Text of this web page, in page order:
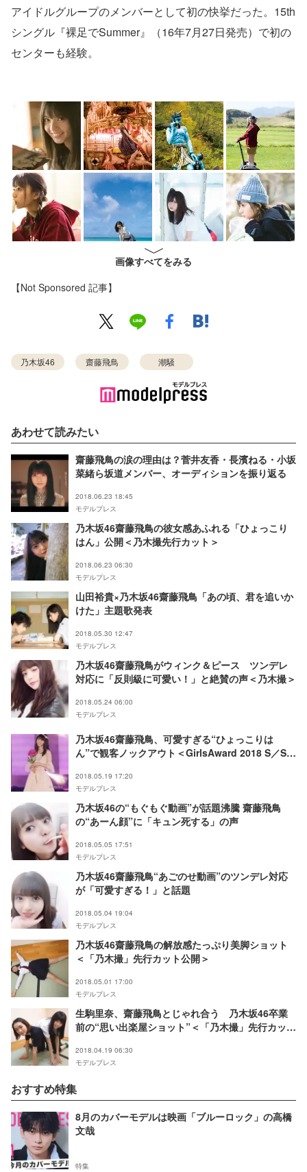
アイドルグループのメンバーとして初の快挙だった。15th
シングル『裸足でSummer』（16年7月27日発売）で初の
センターも経験。
画像すべてをみる
【Not Sponsored 記事】
乃木坂46 齋藤飛鳥 潮騒
あわせて読みたい
齋藤飛鳥の涙の理由は？菅井友香・長濱ねる・小坂
菜緒ら坂道メンバー、オーディションを振り返る
2018.06.23 18:45
モデルプレス
乃木坂46齋藤飛鳥の彼女感あふれる「ひょっこり
はん」公開＜乃木撮先行カット＞
2018.06.23 06:30
モデルプレス
山田裕貴×乃木坂46齋藤飛鳥「あの頃、君を追いか
けた」主題歌発表
2018.05.30 12:47
モデルプレス
乃木坂46齋藤飛鳥がウィンク＆ピース ツンデレ
対応に「反則級に可愛い！」と絶賛の声＜乃木撮＞
2018.05.24 06:00
モデルプレス
乃木坂46齋藤飛鳥、可愛すぎる“ひょっこりは
ん”で観客ノックアウト＜GirlsAward 2018 S／S
2018.05.19 17:20
モデルプレス
乃木坂46の“もぐもぐ動画”が話題沸騰 齋藤飛鳥
の“あーん顔”に「キュン死する」の声
2018.05.05 17:51
モデルプレス
乃木坂46齋藤飛鳥“あごのせ動画”のツンデレ対応
が「可愛すぎる！」と話題
2018.05.04 19:04
モデルプレス
乃木坂46齋藤飛鳥の解放感たっぷり美脚ショット
＜「乃木撮」先行カット公開＞
2018.05.01 17:00
モデルプレス
生駒里奈、齋藤飛鳥とじゃれ合う 乃木坂46卒業
前の“思い出楽屋ショット”＜「乃木撮」先行カット
2018.04.19 06:30
モデルプレス
おすすめ特集
8月のカバーモデルは映画「ブルーロック」の高橋
文哉
特集